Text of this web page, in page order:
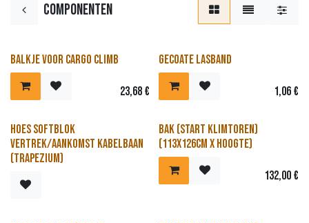
Componenten
Balkje voor Cargo Climb
23,68€
Gecoate lasband
1,06€
Hoes Softblok
vertrek/aankomst kabelbaan
(trapezium)
Bak (start klimtoren)
(113x126cm x hoogte)
132,00€